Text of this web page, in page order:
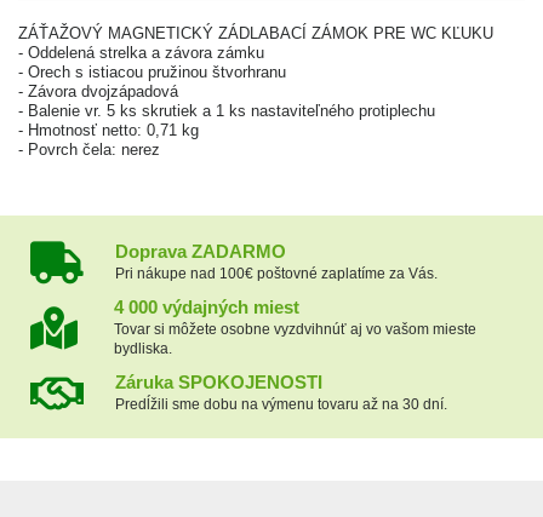
ZÁŤAŽOVÝ MAGNETICKÝ ZÁDLABACÍ ZÁMOK PRE WC KĽUKU
- Oddelená strelka a závora zámku
- Orech s istiacou pružinou štvorhranu
- Závora dvojzápadová
- Balenie vr. 5 ks skrutiek a 1 ks nastaviteľného protiplechu
- Hmotnosť netto: 0,71 kg
- Povrch čela: nerez
Doprava ZADARMO
Pri nákupe nad 100€ poštovné zaplatíme za Vás.
4 000 výdajných miest
Tovar si môžete osobne vyzdvihnúť aj vo vašom mieste
bydliska.
Záruka SPOKOJENOSTI
Predĺžili sme dobu na výmenu tovaru až na 30 dní.